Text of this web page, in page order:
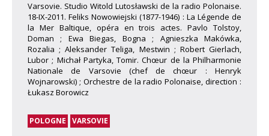
Varsovie. Studio Witold Lutosławski de la radio Polonaise.
18-IX-2011. Feliks Nowowiejski (1877-1946) : La Légende de
la Mer Baltique, opéra en trois actes. Pavlo Tolstoy,
Doman ; Ewa Biegas, Bogna ; Agnieszka Makówka,
Rozalia ; Aleksander Teliga, Mestwin ; Robert Gierlach,
Lubor ; Michał Partyka, Tomir. Chœur de la Philharmonie
Nationale de Varsovie (chef de chœur : Henryk
Wojnarowski) ; Orchestre de la radio Polonaise, direction :
Łukasz Borowicz
POLOGNE VARSOVIE